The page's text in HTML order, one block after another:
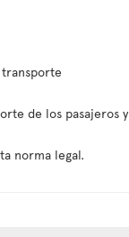
transporte
de los pasajeros y
norma legal.